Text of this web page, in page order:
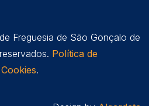
Freguesia de São Gonçalo de
Política de
.